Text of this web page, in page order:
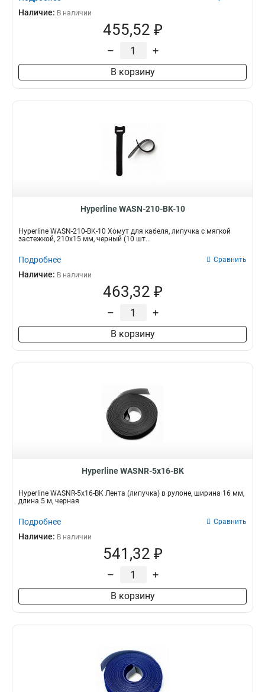
Наличие: В наличии
455,52 ₽
– +
В корзину
Hyperline WASN-210-BK-10
Hyperline WASN-210-BK-10 Хомут для кабеля, липучка с мягкой
застежкой, 210x15 мм, черный (10 шт...
Подробнее Сравнить
Наличие: В наличии
463,32 ₽
– +
В корзину
Hyperline WASNR-5x16-BK
Hyperline WASNR-5x16-BK Лента (липучка) в рулоне, ширина 16 мм,
длина 5 м, черная
Подробнее Сравнить
Наличие: В наличии
541,32 ₽
– +
В корзину